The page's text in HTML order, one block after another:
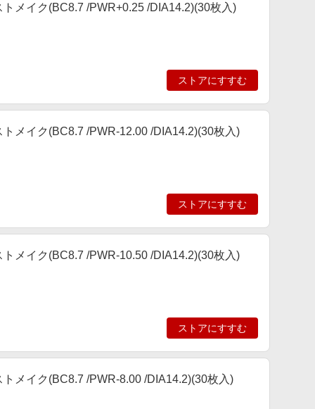
メイク(BC8.7 /PWR+0.25 /DIA14.2)(30枚入)
ストアにすすむ
メイク(BC8.7 /PWR-12.00 /DIA14.2)(30枚入)
ストアにすすむ
メイク(BC8.7 /PWR-10.50 /DIA14.2)(30枚入)
ストアにすすむ
メイク(BC8.7 /PWR-8.00 /DIA14.2)(30枚入)